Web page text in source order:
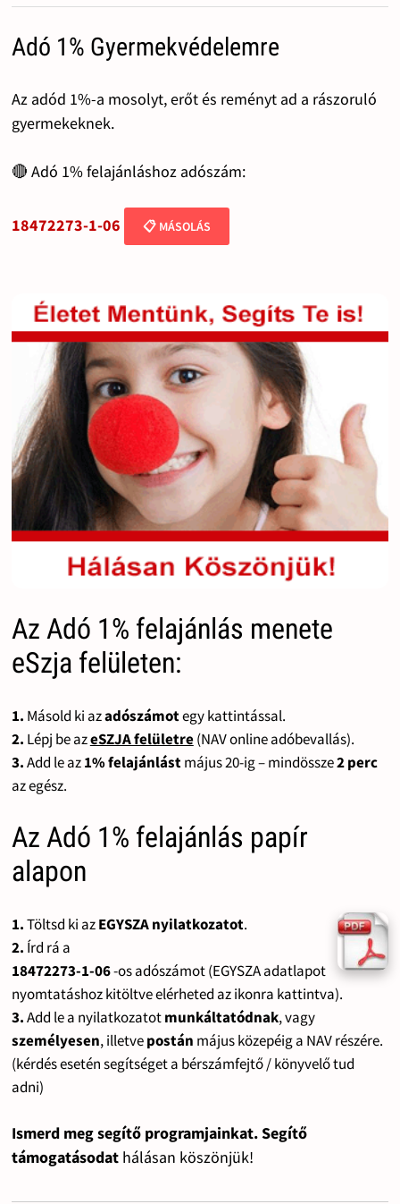
Adó 1% Gyermekvédelemre
Az adód 1%-a mosolyt, erőt és reményt ad a rászoruló
gyermekeknek.
🔴 Adó 1% felajánláshoz adószám:
18472273-1-06 📋 MÁSOLÁS
Az Adó 1% felajánlás menete
eSzja felületen:
1. Másold ki azadószámotegy kattintással.
2. Lépj be azeSZJA felületre(NAV online adóbevallás).
3.Add le az1% felajánlástmájus 20-ig – mindössze2 perc
az egész.
Az Adó 1% felajánlás papír
alapon
1.Töltsd ki azEGYSZA nyilatkozatot.
2. Írd rá a
18472273-1-06-os adószámot (EGYSZA adatlapot
nyomtatáshoz kitöltve elérheted az ikonra kattintva).
3.Add le a nyilatkozatotmunkáltatódnak, vagy
személyesen, illetvepostán május közepéig a NAV részére.
(kérdés esetén segítséget a bérszámfejtő / könyvelő tud
adni)
Ismerd meg segítő programjainkat. Segítő
támogatásodat hálásan köszönjük!